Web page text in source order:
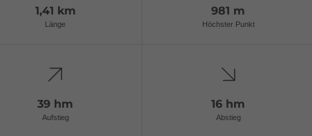
1,41 km
Länge
981 m
Höchster Punkt
39 hm
Aufstieg
16 hm
Abstieg